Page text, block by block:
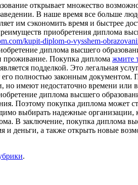
открывает множество
В наше время все больше
им сэкономить время и быстрее
приобретения диплома
kupit-diplom-o-vysshem-
диплома высшего
проживание. Покупка диплома жмите
подделкой. Это легальная
полностью законным
имеют недостаточно времени или
диплома высшего
Поэтому покупка диплома
выбирать надежные
В заключение, покупка диплома
и деньги, а также открыть новые
.